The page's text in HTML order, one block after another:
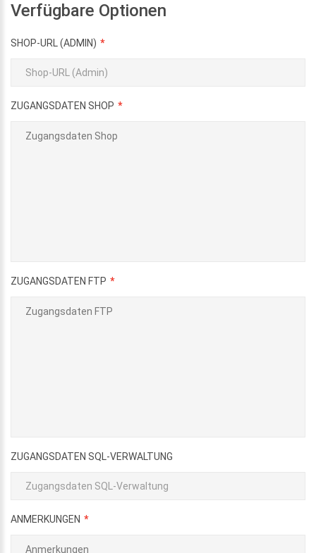
Verfügbare Optionen
SHOP-URL (ADMIN)
ZUGANGSDATEN SHOP
ZUGANGSDATEN FTP
ZUGANGSDATEN SQL-VERWALTUNG
ANMERKUNGEN